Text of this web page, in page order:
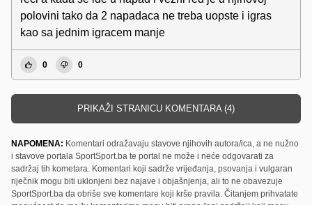
polovini tako da 2 napadaca ne treba uopste i igras
kao sa jednim igracem manje
0 0
PRIKAŽI STRANICU KOMENTARA (4)
NAPOMENA: Komentari odražavaju stavove njihovih autora/ica, a ne nužno
i stavove portala SportSport.ba te portal ne može i neće odgovarati za
sadržaj tih kometara. Komentari koji sadrže vrijeđanja, psovanja i vulgaran
riječnik mogu biti uklonjeni bez najave i objašnjenja, ali to ne obavezuje
SportSport.ba da obriše sve komentare koji krše pravila. Čitanjem prihvatate